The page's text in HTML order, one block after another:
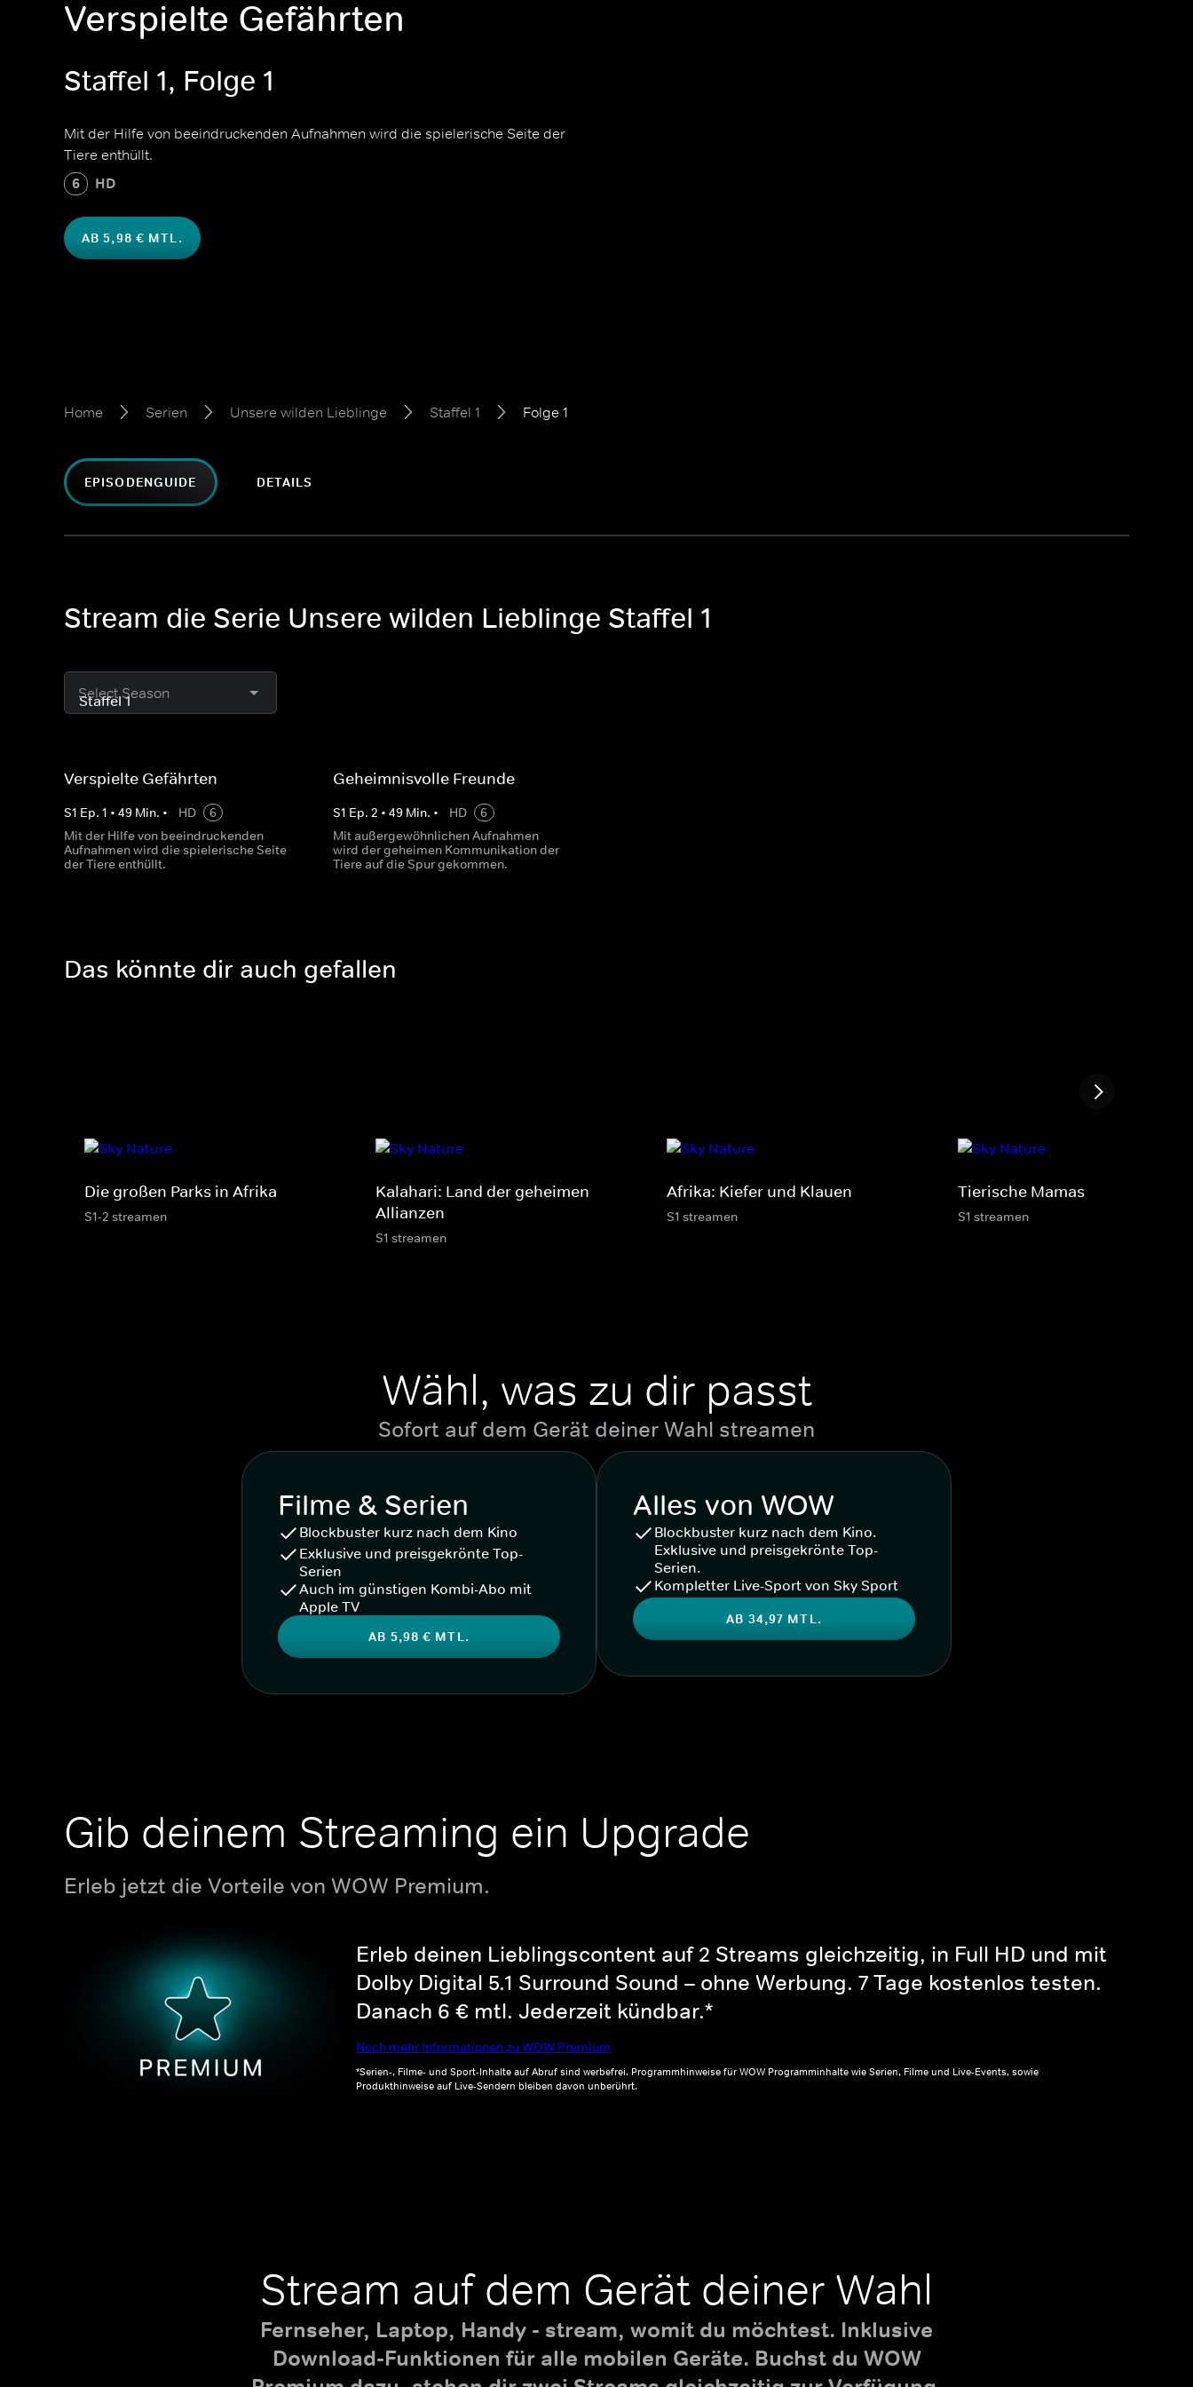
Verspielte Gefährten
Staffel 1, Folge 1
Mit der Hilfe von beeindruckenden Aufnahmen wird die spielerische Seite der
Tiere enthüllt.
6 HD
AB 5,98 € MTL.
Home Serien Unsere wilden Lieblinge Staffel 1 Folge 1
EPISODENGUIDE DETAILS
Stream die Serie Unsere wilden Lieblinge Staffel 1
Select Season
Verspielte Gefährten
S1 Ep. 1 • 49 Min. • HD
6
Mit der Hilfe von beeindruckenden
Aufnahmen wird die spielerische Seite
der Tiere enthüllt.
Geheimnisvolle Freunde
S1 Ep.2 •49 Min. • HD
6
Mit außergewöhnlichen Aufnahmen
wird der geheimen Kommunikation der
Tiere auf die Spur gekommen.
Das könnte dir auch gefallen
Die großen Parks in Afrika
S1-2 streamen
Kalahari: Land der geheimen
Allianzen
S1 streamen
Afrika: Kiefer und Klauen
S1 streamen
Tierische Mamas
S1 streamen
Wähl, was zu dir passt
Sofort auf dem Gerät deiner Wahl streamen
Filme & Serien
Blockbuster kurz nach dem Kino
Exklusive und preisgekrönte Top-
Serien
Auch im günstigen Kombi-Abo mit
Apple TV
AB 5,98 € MTL.
Alles von WOW
Blockbuster kurz nach dem Kino.
Exklusive und preisgekrönte Top-
Serien.
Kompletter Live-Sport von Sky Sport
AB 34,97 MTL.
Gib deinem Streaming ein Upgrade
Erleb jetzt die Vorteile von WOW Premium.
Erleb deinen Lieblingscontent auf 2 Streams gleichzeitig, in Full HD und mit
Dolby Digital 5.1 Surround Sound – ohne Werbung. 7 Tage kostenlos testen.
Danach 6 € mtl. Jederzeit kündbar.*
Noch mehr Informationen zu WOW Premium
*Serien-, Filme- und Sport-Inhalte auf Abruf sind werbefrei. Programmhinweise für WOW Programminhalte wie Serien, Filme und Live-Events, sowie
Produkthinweise auf Live-Sendern bleiben davon unberührt.
Stream auf dem Gerät deiner Wahl
Fernseher, Laptop, Handy - stream, womit du möchtest. Inklusive
Download-Funktionen für alle mobilen Geräte. Buchst du WOW